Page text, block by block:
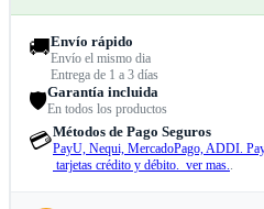
🚚Envío rápido
Envío el mismo dia
Entrega de 1 a 3 días
🛡️Garantía incluida
En todos los productos
💳Métodos de Pago Seguros
PayU, Nequi, MercadoPago, ADDI.
tarjetas crédito y débito. ver mas..